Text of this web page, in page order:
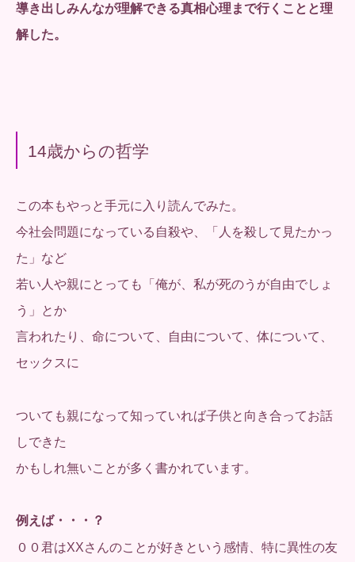
導き出しみんなが理解できる真相心理まで行くことと理
解した。
14歳からの哲学
この本もやっと手元に入り読んでみた。
今社会問題になっている自殺や、「人を殺して見たかっ
た」など
若い人や親にとっても「俺が、私が死のうが自由でしょ
う」とか
言われたり、命について、自由について、体について、
セックスに
ついても親になって知っていれば子供と向き合ってお話
しできた
かもしれ無いことが多く書かれています。
例えば・・・？
００君はXXさんのことが好きという感情、特に異性の友